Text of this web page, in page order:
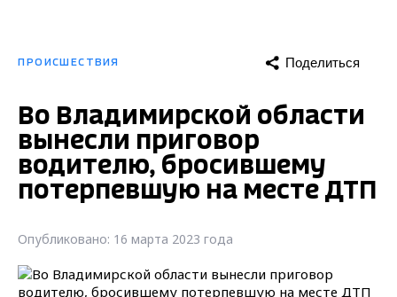
ПРОИСШЕСТВИЯ Поделиться
Во Владимирской области
вынесли приговор
водителю, бросившему
потерпевшую на месте ДТП
Опубликовано: 16 марта 2023 года